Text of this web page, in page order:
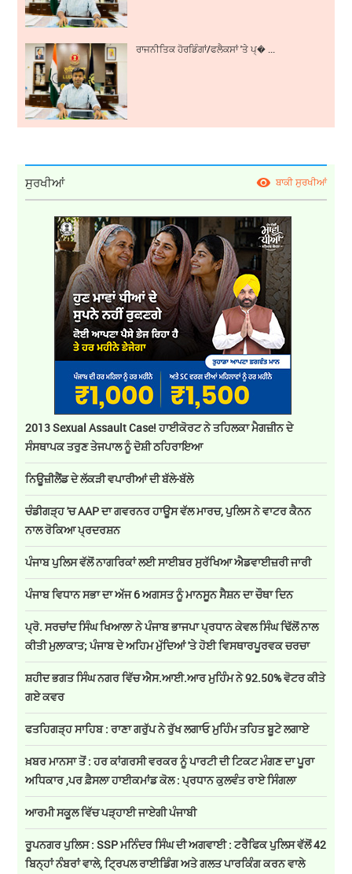
ਰਾਜਨੀਤਿਕ ਹੋਰਡਿੰਗਾਂ/ਫਲੈਕਸਾਂ 'ਤੇ ਪ੍� ...
ਸੁਰਖੀਆਂ ਬਾਕੀ ਸੁਰਖੀਆਂ
2013 Sexual Assault Case! ਹਾਈਕੋਰਟ ਨੇ ਤਹਿਲਕਾ ਮੈਗਜ਼ੀਨ ਦੇ
ਸੰਸਥਾਪਕ ਤਰੁਣ ਤੇਜਪਾਲ ਨੂੰ ਦੋਸ਼ੀ ਠਹਿਰਾਇਆ
ਨਿਊਜ਼ੀਲੈਂਡ ਦੇ ਲੱਕੜੀ ਵਪਾਰੀਆਂ ਦੀ ਬੱਲੇ-ਬੱਲੇ
ਚੰਡੀਗੜ੍ਹ 'ਚ AAP ਦਾ ਗਵਰਨਰ ਹਾਊਸ ਵੱਲ ਮਾਰਚ, ਪੁਲਿਸ ਨੇ ਵਾਟਰ ਕੈਨਨ
ਨਾਲ ਰੋਕਿਆ ਪ੍ਰਦਰਸ਼ਨ
ਪੰਜਾਬ ਪੁਲਿਸ ਵੱਲੋਂ ਨਾਗਰਿਕਾਂ ਲਈ ਸਾਈਬਰ ਸੁਰੱਖਿਆ ਐਡਵਾਈਜ਼ਰੀ ਜਾਰੀ
ਪੰਜਾਬ ਵਿਧਾਨ ਸਭਾ ਦਾ ਅੱਜ 6 ਅਗਸਤ ਨੂੰ ਮਾਨਸੂਨ ਸੈਸ਼ਨ ਦਾ ਚੌਥਾ ਦਿਨ
ਪ੍ਰੋ. ਸਰਚਾਂਦ ਸਿੰਘ ਖਿਆਲਾ ਨੇ ਪੰਜਾਬ ਭਾਜਪਾ ਪ੍ਰਧਾਨ ਕੇਵਲ ਸਿੰਘ ਢਿੱਲੋਂ ਨਾਲ
ਕੀਤੀ ਮੁਲਾਕਾਤ; ਪੰਜਾਬ ਦੇ ਅਹਿਮ ਮੁੱਦਿਆਂ 'ਤੇ ਹੋਈ ਵਿਸਥਾਰਪੂਰਵਕ ਚਰਚਾ
ਸ਼ਹੀਦ ਭਗਤ ਸਿੰਘ ਨਗਰ ਵਿੱਚ ਐਸ.ਆਈ.ਆਰ ਮੁਹਿੰਮ ਨੇ 92.50% ਵੋਟਰ ਕੀਤੇ
ਗਏ ਕਵਰ
ਫਤਹਿਗੜ੍ਹ ਸਾਹਿਬ : ਰਾਣਾ ਗਰੁੱਪ ਨੇ ਰੁੱਖ ਲਗਾਓ ਮੁਹਿੰਮ ਤਹਿਤ ਬੂਟੇ ਲਗਾਏ
ਖ਼ਬਰ ਮਾਨਸਾ ਤੋਂ : ਹਰ ਕਾਂਗਰਸੀ ਵਰਕਰ ਨੂੰ ਪਾਰਟੀ ਦੀ ਟਿਕਟ ਮੰਗਣ ਦਾ ਪੂਰਾ
ਅਧਿਕਾਰ ,ਪਰ ਫ਼ੈਸਲਾ ਹਾਈਕਮਾਂਡ ਕੋਲ : ਪ੍ਰਧਾਨ ਕੁਲਵੰਤ ਰਾਏ ਸਿੰਗਲਾ
ਆਰਮੀ ਸਕੂਲ ਵਿੱਚ ਪੜ੍ਹਾਈ ਜਾਏਗੀ ਪੰਜਾਬੀ
ਰੂਪਨਗਰ ਪੁਲਿਸ : SSP ਮਨਿੰਦਰ ਸਿੰਘ ਦੀ ਅਗਵਾਈ : ਟਰੈਫਿਕ ਪੁਲਿਸ ਵੱਲੋਂ 42
ਬਿਨ੍ਹਾਂ ਨੰਬਰਾਂ ਵਾਲੇ, ਟ੍ਰਿਪਲ ਰਾਈਡਿੰਗ ਅਤੇ ਗਲਤ ਪਾਰਕਿੰਗ ਕਰਨ ਵਾਲੇ